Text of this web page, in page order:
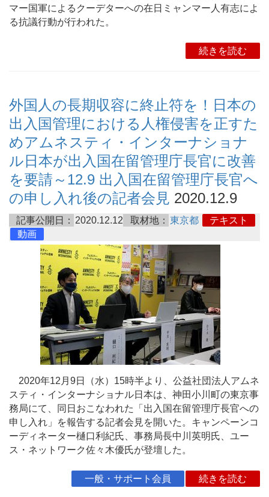
マー国軍によるクーデターへの在日ミャンマー人有志によ
る抗議行動が行われた。
続きを読む
外国人の長期収容に終止符を！日本の
出入国管理における人権侵害を正すた
めアムネスティ・インターナショナ
ル日本が出入国在留管理庁長官に改善
を要請～12.9 出入国在留管理庁長官へ
の申し入れ後の記者会見 2020.12.9
記事公開日： 2020.12.12 取材地： 東京都
テキスト
動画
2020年12月9日（水）15時半より、公益社団法人アムネ
スティ・インターナショナル日本は、神田小川町の東京事
務局にて、同日おこなわれた「出入国在留管理庁長官への
申し入れ」を報告する記者会見を開いた。キャンペーンコ
ーディネーター樋口利紀氏、事務局長中川英明氏、ユー
ス・ネットワーク佐々木優氏が登壇した。
一般・サポート会員 続きを読む